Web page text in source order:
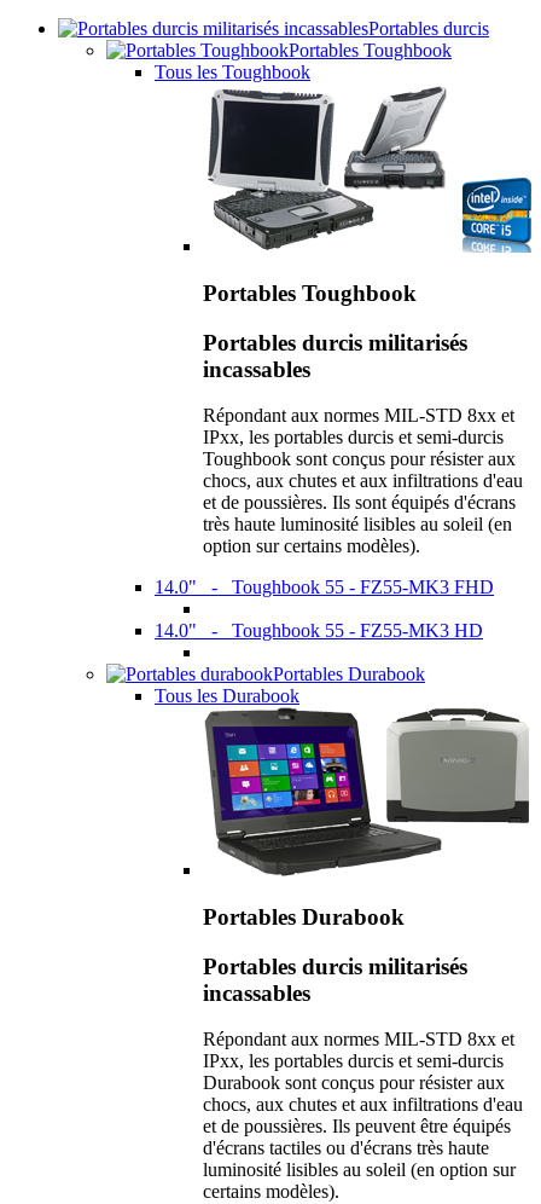
Portables durcis
Portables Toughbook
Tous les Toughbook
Portables Toughbook
Portables durcis militarisés
incassables
Répondant aux normes MIL-STD 8xx et
IPxx, les portables durcis et semi-durcis
Toughbook sont conçus pour résister aux
chocs, aux chutes et aux infiltrations d'eau
et de poussières. Ils sont équipés d'écrans
très haute luminosité lisibles au soleil (en
option sur certains modèles).
14.0" - Toughbook 55 - FZ55-MK3 FHD
14.0" - Toughbook 55 - FZ55-MK3 HD
Portables Durabook
Tous les Durabook
Portables Durabook
Portables durcis militarisés
incassables
Répondant aux normes MIL-STD 8xx et
IPxx, les portables durcis et semi-durcis
Durabook sont conçus pour résister aux
chocs, aux chutes et aux infiltrations d'eau
et de poussières. Ils peuvent être équipés
d'écrans tactiles ou d'écrans très haute
luminosité lisibles au soleil (en option sur
certains modèles).